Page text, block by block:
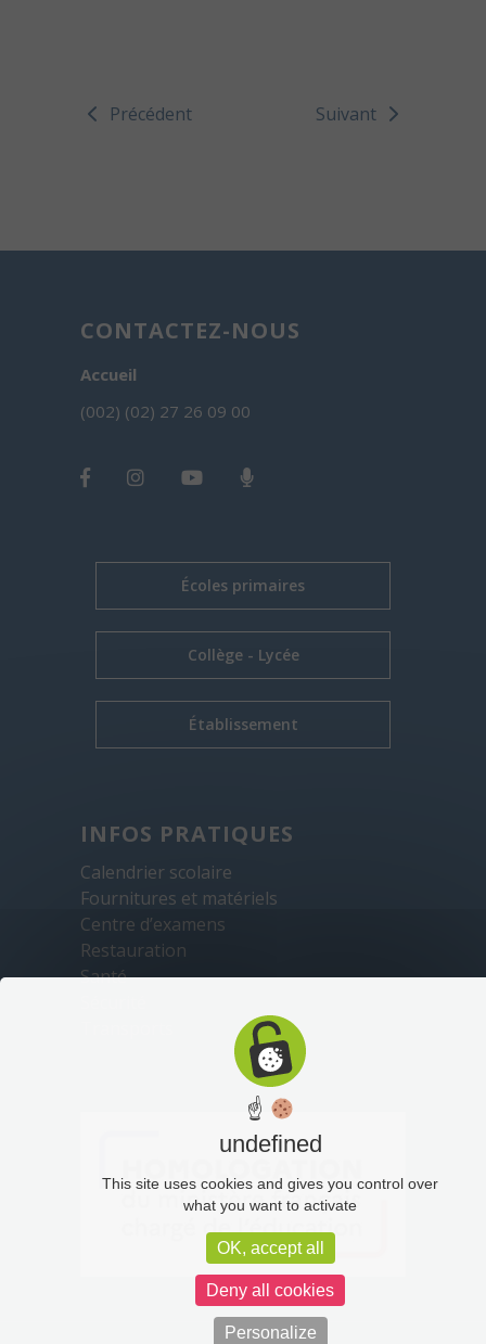
Précédent Suivant
CONTACTEZ-NOUS
Accueil
(002) (02) 27 26 09 00
Écoles primaires
Collège - Lycée
Établissement
INFOS PRATIQUES
Calendrier scolaire
Fournitures et matériels
Centre d’examens
Restauration
Santé
☝
undefined
This site uses cookies and gives you control over
what you want to activate
OK, accept all
Deny all cookies
Personalize